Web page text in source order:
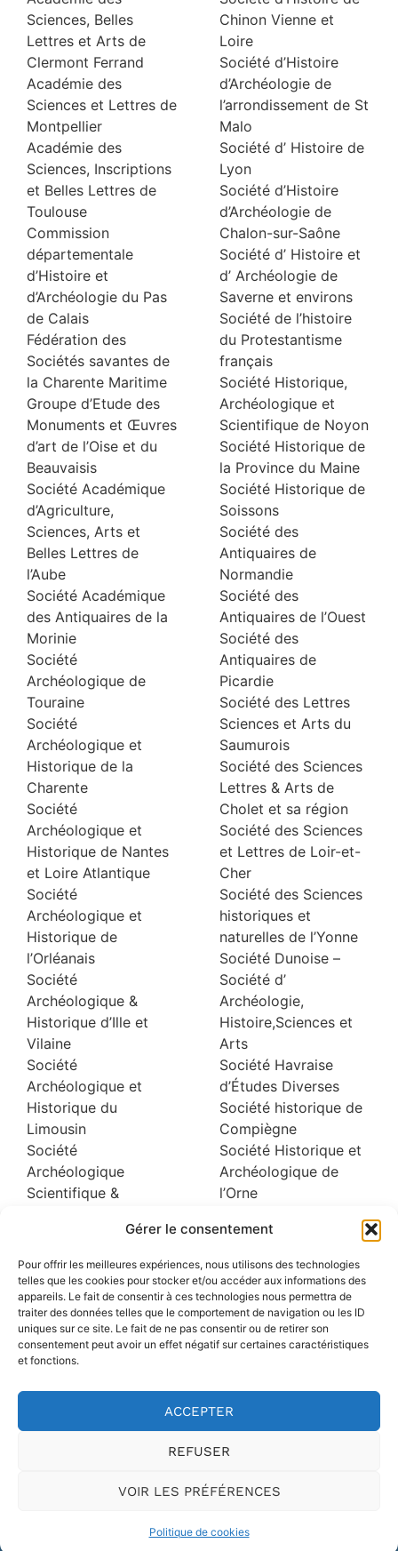
Gérer le consentement
Pour offrir les meilleures expériences, nous utilisons des technologies
telles que les cookies pour stocker et/ou accéder aux informations des
appareils. Le fait de consentir à ces technologies nous permettra de
traiter des données telles que le comportement de navigation ou les ID
uniques sur ce site. Le fait de ne pas consentir ou de retirer son
consentement peut avoir un effet négatif sur certaines caractéristiques
et fonctions.
ACCEPTER
REFUSER
VOIR LES PRÉFÉRENCES
Politique de cookies
Sciences, Belles
Lettres et Arts de
Clermont Ferrand
Académie des
Sciences et Lettres de
Montpellier
Académie des
Sciences, Inscriptions
et Belles Lettres de
Toulouse
Commission
départementale
d’Histoire et
d’Archéologie du Pas
de Calais
Fédération des
Sociétés savantes de
la Charente Maritime
Groupe d’Etude des
Monuments et Œuvres
d’art de l’Oise et du
Beauvaisis
Société Académique
d’Agriculture,
Sciences, Arts et
Belles Lettres de
l’Aube
Société Académique
des Antiquaires de la
Morinie
Société
Archéologique de
Touraine
Société
Archéologique et
Historique de la
Charente
Société
Archéologique et
Historique de Nantes
et Loire Atlantique
Société
Archéologique et
Historique de
l’Orléanais
Société
Archéologique &
Historique d’Ille et
Vilaine
Société
Archéologique et
Historique du
Limousin
Société
Archéologique
Scientifique &
Société Belfortaine
d’émulation
Chinon Vienne et
Loire
Société d’Histoire
d’Archéologie de
l’arrondissement de St
Malo
Société d’ Histoire de
Lyon
Société d’Histoire
d’Archéologie de
Chalon-sur-Saône
Société d’ Histoire et
d’ Archéologie de
Saverne et environs
Société de l’histoire
du Protestantisme
français
Société Historique,
Archéologique et
Scientifique de Noyon
Société Historique de
la Province du Maine
Société Historique de
Soissons
Société des
Antiquaires de
Normandie
Société des
Antiquaires de l’Ouest
Société des
Antiquaires de
Picardie
Société des Lettres
Sciences et Arts du
Saumurois
Société des Sciences
Lettres & Arts de
Cholet et sa région
Société des Sciences
et Lettres de Loir-et-
Cher
Société des Sciences
historiques et
naturelles de l’Yonne
Société Dunoise –
Société d’
Archéologie,
Histoire,Sciences et
Arts
Société Havraise
d’Études Diverses
Société historique de
Compiègne
Société Historique et
Archéologique de
l’Orne
Antiquaires de France
Société Polymathique
du Morbihan
À L'ÉTRANGER
Société d’Histoire et d’Archéologie de Genève